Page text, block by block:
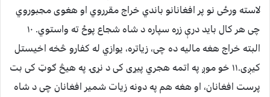
لاسته ورځی نو پر افغانانو باندي خراج مقرروي او هغوی مجبوروي
البته خراج هغه مالیه ده چی، زیاتره، یوازي له کفارو څخه اخیستل
کیږی.۱۱ خو موږ په اتمه هجري پیړی کی د نړۍ په هیڅ ګوټ کی بت
پرست افغانان، او هغه هم په دونه زیات شمیر افغانان چی د شاه